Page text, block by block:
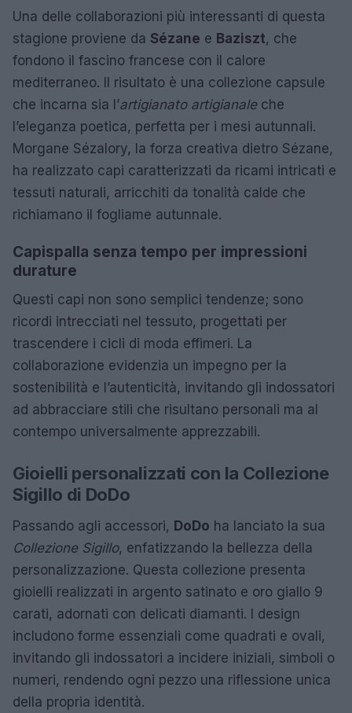
Una delle collaborazioni più interessanti di questa
stagione proviene da Sézane e Baziszt, che
fondono il fascino francese con il calore
mediterraneo. Il risultato è una collezione capsule
che incarna sia l’artigianato artigianaleche
l’eleganza poetica, perfetta per i mesi autunnali.
Morgane Sézalory, la forza creativa dietro Sézane,
ha realizzato capi caratterizzati da ricami intricati e
tessuti naturali, arricchiti da tonalità calde che
richiamano il fogliame autunnale.
Capispalla senza tempo per impressioni
durature
Questi capi non sono semplici tendenze; sono
ricordi intrecciati nel tessuto, progettati per
trascendere i cicli di moda effimeri. La
collaborazione evidenzia un impegno per la
sostenibilità e l’autenticità, invitando gli indossatori
ad abbracciare stili che risultano personali ma al
contempo universalmente apprezzabili.
Gioielli personalizzati con la Collezione
Sigillo di DoDo
Passando agli accessori, DoDo ha lanciato la sua
Collezione Sigillo, enfatizzando la bellezza della
personalizzazione. Questa collezione presenta
gioielli realizzati in argento satinato e oro giallo 9
carati, adornati con delicati diamanti. I design
includono forme essenziali come quadrati e ovali,
invitando gli indossatori a incidere iniziali, simboli o
numeri, rendendo ogni pezzo una riflessione unica
della propria identità.